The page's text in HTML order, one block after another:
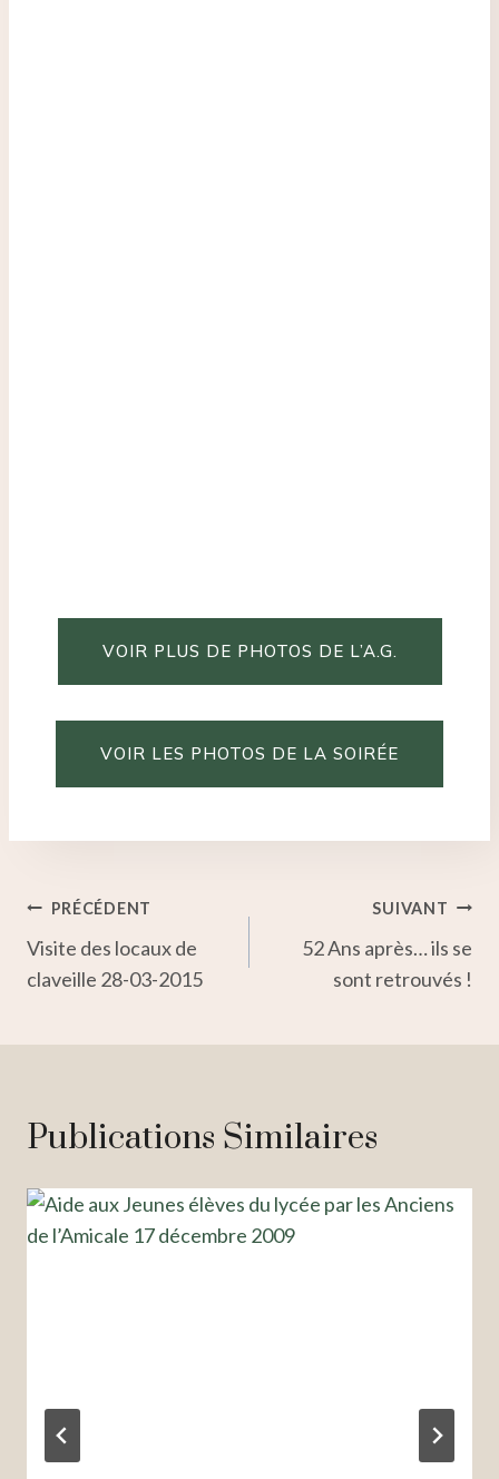
VOIR PLUS DE PHOTOS DE L’A.G.
VOIR LES PHOTOS DE LA SOIRÉE
Navigation
De
PRÉCÉDENT
Visite des locaux de
claveille 28-03-2015
SUIVANT
52 Ans après… ils se
sont retrouvés !
Publications Similaires